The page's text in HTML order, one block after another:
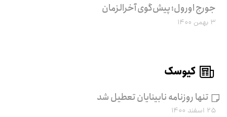
جورج اورول؛ پیش‌گوی آخرالزمان
۳ بهمن ۱۴۰۰
کیوسک
تنها روزنامه نابینایان تعطیل شد
۲۵ اسفند ۱۴۰۰